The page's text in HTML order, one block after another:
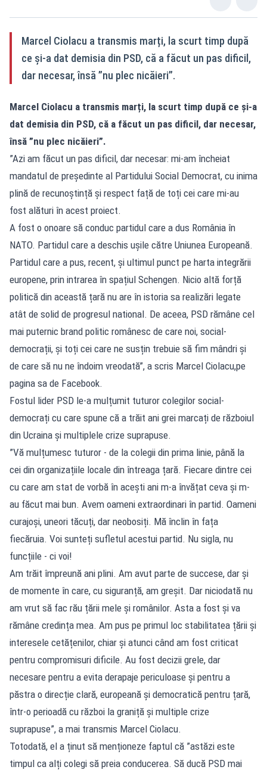
Marcel Ciolacu a transmis marți, la scurt timp după
ce și-a dat demisia din PSD, că a făcut un pas dificil,
dar necesar, însă ”nu plec nicăieri”.
Marcel Ciolacu a transmis marți, la scurt timp după ce și-a
dat demisia din PSD, că a făcut un pas dificil, dar necesar,
însă ”nu plec nicăieri”.
”Azi am făcut un pas dificil, dar necesar: mi-am încheiat
mandatul de președinte al Partidului Social Democrat, cu inima
plină de recunoștință și respect față de toți cei care mi-au
fost alături în acest proiect.
A fost o onoare să conduc partidul care a dus România în
NATO. Partidul care a deschis ușile către Uniunea Europeană.
Partidul care a pus, recent, și ultimul punct pe harta integrării
europene, prin intrarea în spațiul Schengen. Nicio altă forță
politică din această țară nu are în istoria sa realizări legate
atât de solid de progresul national. De aceea, PSD rămâne cel
mai puternic brand politic românesc de care noi, social-
democrații, și toți cei care ne susțin trebuie să fim mândri și
de care să nu ne îndoim vreodată”, a scris Marcel Ciolacu,pe
pagina sa de Facebook.
Fostul lider PSD le-a mulțumit tuturor colegilor social-
democrați cu care spune că a trăit ani grei marcați de războiul
din Ucraina și multiplele crize suprapuse.
”Vă mulțumesc tuturor - de la colegii din prima linie, până la
cei din organizațiile locale din întreaga țară. Fiecare dintre cei
cu care am stat de vorbă în acești ani m-a învățat ceva și m-
au făcut mai bun. Avem oameni extraordinari în partid. Oameni
curajoși, uneori tăcuți, dar neobosiți. Mă înclin în fața
fiecăruia. Voi sunteți sufletul acestui partid. Nu sigla, nu
funcțiile - ci voi!
Am trăit împreună ani plini. Am avut parte de succese, dar și
de momente în care, cu siguranță, am greșit. Dar niciodată nu
am vrut să fac rău țării mele și românilor. Asta a fost și va
rămâne credința mea. Am pus pe primul loc stabilitatea țării și
interesele cetățenilor, chiar și atunci când am fost criticat
pentru compromisuri dificile. Au fost decizii grele, dar
necesare pentru a evita derapaje periculoase și pentru a
păstra o direcție clară, europeană și democratică pentru țară,
într-o perioadă cu război la graniță și multiple crize
suprapuse”, a mai transmis Marcel Ciolacu.
Totodată, el a ținut să menționeze faptul că ”astăzi este
timpul ca alți colegi să preia conducerea. Să ducă PSD mai